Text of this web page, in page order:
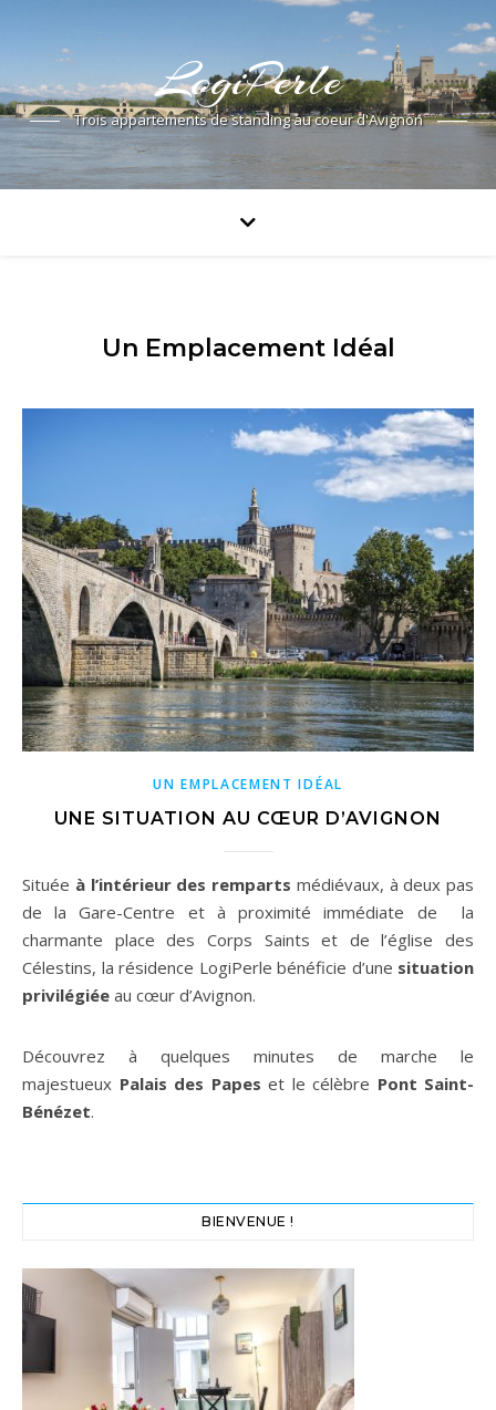
LogiPerle
Trois appartements de standing au coeur d'Avignon
Un Emplacement Idéal
UN EMPLACEMENT IDÉAL
UNE SITUATION AU CŒUR D’AVIGNON
Située à l’intérieur des remparts médiévaux, à deux pas
de la Gare-Centre et à proximité immédiate de la
charmante place des Corps Saints et de l’église des
Célestins, la résidence LogiPerle bénéficie d’une situation
privilégiée au cœur d’Avignon.
Découvrez à quelques minutes de marche le
majestueux Palais des Papes et le célèbre Pont Saint-
Bénézet.
BIENVENUE !